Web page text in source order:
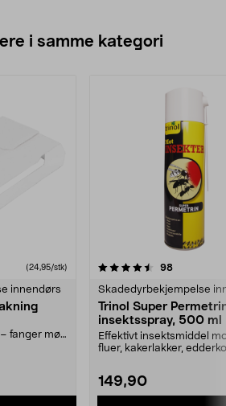
i samme kategori
(24,95/stk)
innendørs
fanger møll
98
Skadedyrbekjempelse
Trinol Super
insektsspray, 500 ml
Effektivt insektsmiddel
fluer, kakerlakker,
149,90
4.0 av 5 stjerner